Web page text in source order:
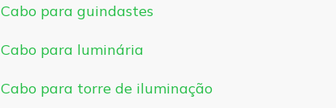
Cabo para guindastes
Cabo para luminária
Cabo para torre de iluminação